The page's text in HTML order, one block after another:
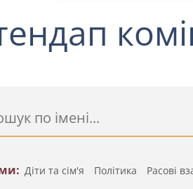
Діти та сім'я Політика Расові